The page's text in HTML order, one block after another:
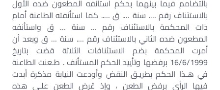
بالتضامم فيما بينهما بحكم استأنفه المطعون ضده الأول
بالاستئناف رقم …. سنة …. ق ….. كما استأنفته الطاعنة أمام
ذات المحكمة بالاستئناف رقم … سنة … ق واستأنفه
المطعون ضده الثاني بالاستئناف رقم …. سنة … ق وبعد أن
أمرت المحكمة بضم الاستئنافات الثلاثة قضت بتاريخ
16/6/1999 برفضها وتأييد الحكم المستأنف . طـعنت الطاعنة
في هـذا الحكم بطريـق النقض وأودعت النيابة مذكرة أبدت
فيها الرأي برفض الطعن ، وإذ عُرض الطعن علـى هذه